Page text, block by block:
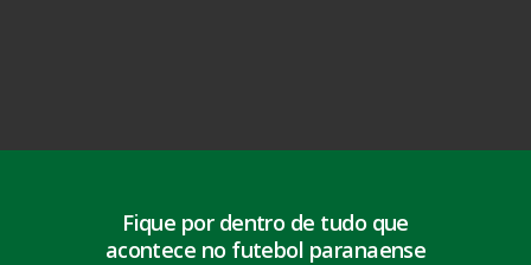
Fique por dentro de tudo que
acontece no futebol paranaense